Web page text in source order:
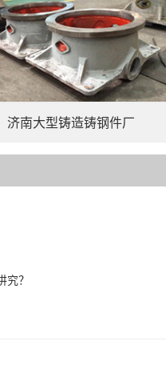
济南大型铸造铸钢件厂
究？